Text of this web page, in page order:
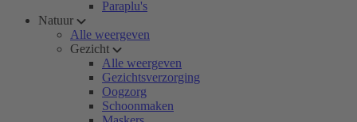
Paraplu's
Natuur
Alle weergeven
Gezicht
Alle weergeven
Gezichtsverzorging
Oogzorg
Schoonmaken